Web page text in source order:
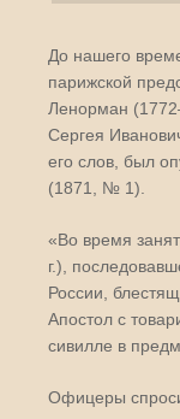
До нашего
парижской
Ленорман
Сергея
его слов, был
(1871, № 1).
«Во время
г.),
России,
Апостол с
сивилле в
Офицеры